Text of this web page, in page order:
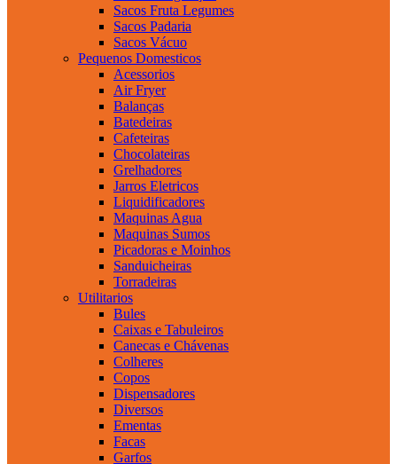
Sacos Fruta Legumes
Sacos Padaria
Sacos Vácuo
Pequenos Domesticos
Acessorios
Air Fryer
Balanças
Batedeiras
Cafeteiras
Chocolateiras
Grelhadores
Jarros Eletricos
Liquidificadores
Maquinas Agua
Maquinas Sumos
Picadoras e Moinhos
Sanduicheiras
Torradeiras
Utilitarios
Bules
Caixas e Tabuleiros
Canecas e Chávenas
Colheres
Copos
Dispensadores
Diversos
Ementas
Facas
Garfos